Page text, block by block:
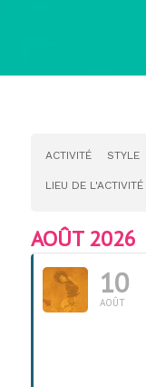
ACTIVITÉ STYLE
LIEU DE L'ACTIVITÉ
AOÛT 2026
10
AOÛT